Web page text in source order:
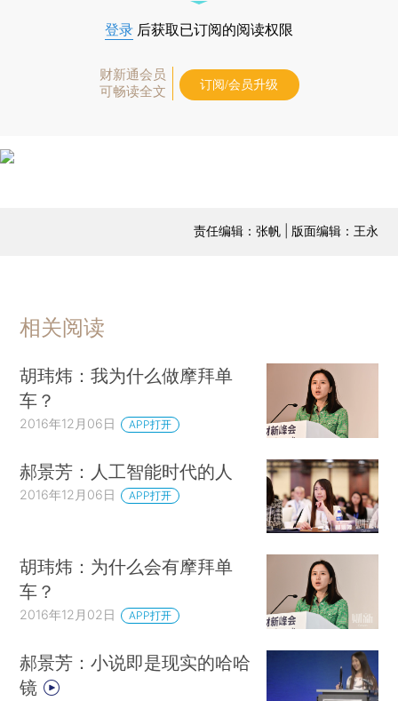
登录 后获取已订阅的阅读权限
财新通会员
可畅读全文
订阅/会员升级
责任编辑：张帆 | 版面编辑：王永
相关阅读
胡玮炜：我为什么做摩拜单
车？
2016年12月06日 APP打开
郝景芳：人工智能时代的人
2016年12月06日 APP打开
胡玮炜：为什么会有摩拜单
车？
2016年12月02日 APP打开
郝景芳：小说即是现实的哈哈
镜